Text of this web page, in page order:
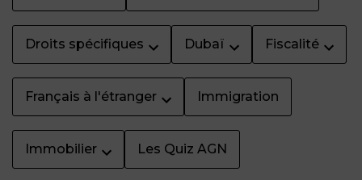
Droits spécifiques Dubaï Fiscalité
Français à l'étranger Immigration
Immobilier Les Quiz AGN